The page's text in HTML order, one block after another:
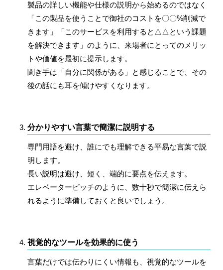
製品の詳しい機能や仕様の説明から始めるのではなく
「この製品を使うことで御社のコストを〇〇%削減で
きます」「このサービスを利用すると△△という課題
を解決できます」のように、来場者にとってのメリッ
トや価値を最初に提示します。
聞き手は「自分に関係がある」と感じることで、その
後の話にも耳を傾けやすくなります。
分かりやすい言葉で簡潔に説明する
専門用語を避け、誰にでも理解できる平易な言葉で説
明します。
長い説明は避け、短く、端的に要点を伝えます。
エレベーターピッチのように、数十秒で簡潔に伝えら
れるように準備しておく と良いでしょう。
視覚的なツールを効果的に使う
言葉だけでは伝わりにくい情報も、視覚的なツールを